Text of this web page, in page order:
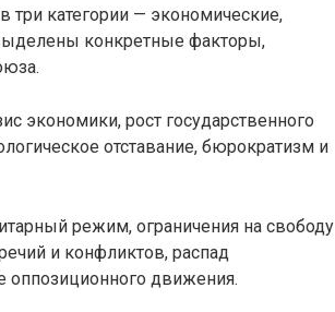
три категории — экономические,
конкретные факторы,
экономики, рост государственного
отставание, бюрократизм и
режим, ограничения на свободу
и конфликтов, распад
оппозиционного движения.